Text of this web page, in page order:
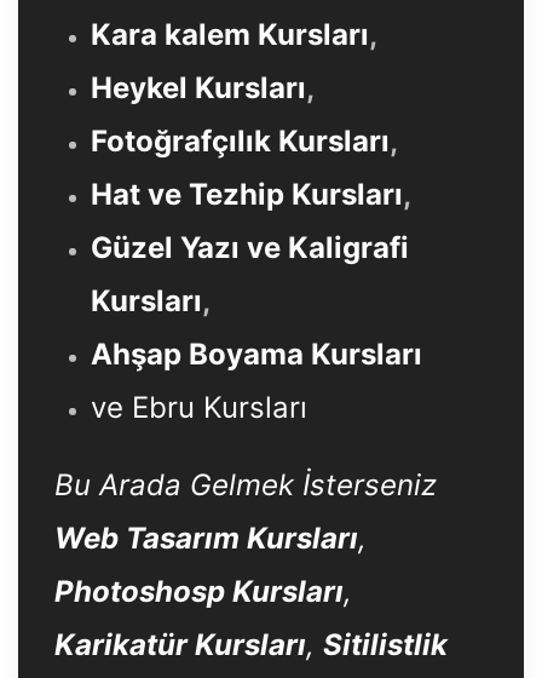
Kara kalem Kursları,
Heykel Kursları,
Fotoğrafçılık Kursları,
Hat ve Tezhip Kursları,
Güzel Yazı ve Kaligrafi
Kursları,
Ahşap Boyama Kursları
ve Ebru Kursları
Bu Arada Gelmek İsterseniz
Web Tasarım Kursları,
Photoshosp Kursları,
Karikatür Kursları, Sitilistlik